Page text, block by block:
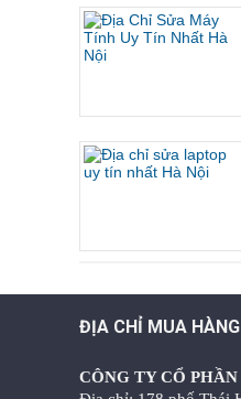
ĐỊA CHỈ MUA HÀNG
CÔNG TY CỔ